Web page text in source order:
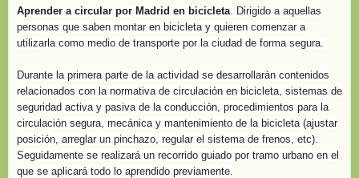
Aprender a circular por Madrid en bicicleta . Dirigido a aquellas
personas que saben montar en bicicleta y quieren comenzar a
utilizarla como medio de transporte por la ciudad de forma segura.
Durante la primera parte de la actividad se desarrollarán contenidos
relacionados con la normativa de circulación en bicicleta, sistemas de
seguridad activa y pasiva de la conducción, procedimientos para la
circulación segura, mecánica y mantenimiento de la bicicleta (ajustar
posición, arreglar un pinchazo, regular el sistema de frenos, etc).
Seguidamente se realizará un recorrido guiado por tramo urbano en el
que se aplicará todo lo aprendido previamente.